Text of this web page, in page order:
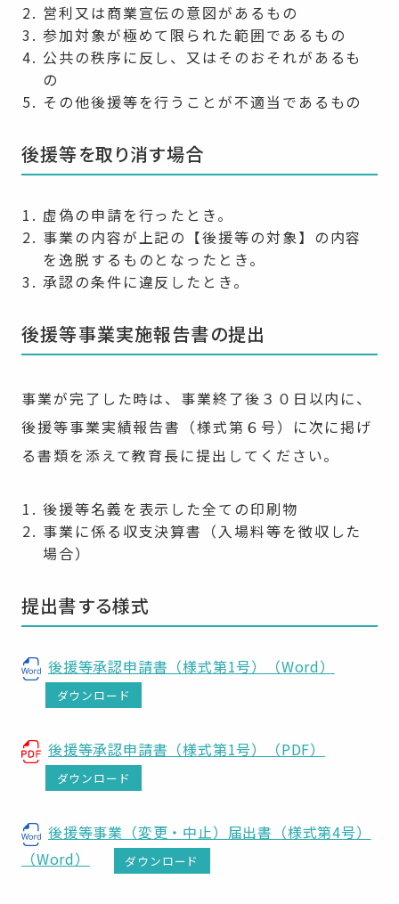
営利又は商業宣伝の意図があるもの
参加対象が極めて限られた範囲であるもの
公共の秩序に反し、又はそのおそれがあるも
の
その他後援等を行うことが不適当であるもの
後援等を取り消す場合
虚偽の申請を行ったとき。
事業の内容が上記の【後援等の対象】の内容
を逸脱するものとなったとき。
承認の条件に違反したとき。
後援等事業実施報告書の提出
事業が完了した時は、事業終了後３０日以内に、
後援等事業実績報告書（様式第６号）に次に掲げ
る書類を添えて教育長に提出してください。
後援等名義を表示した全ての印刷物
事業に係る収支決算書（入場料等を徴収した
場合）
提出書する様式
後援等承認申請書（様式第1号）（Word）
ダウンロード
後援等承認申請書（様式第1号）（PDF）
ダウンロード
後援等事業（変更・中止）届出書（様式第4号）
（Word）
ダウンロード